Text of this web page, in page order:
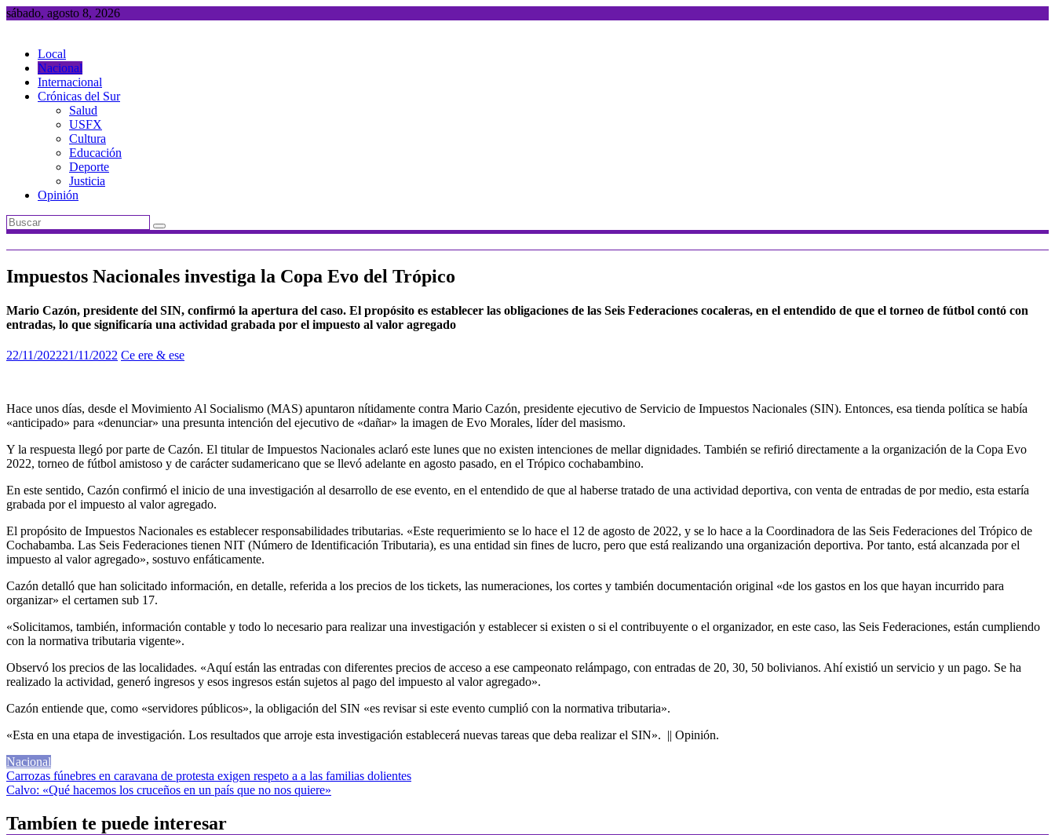
Saltar
sábado, agosto 8, 2026
Local
Nacional
Internacional
Crónicas del Sur
Salud
USFX
Cultura
Educación
Deporte
Justicia
Opinión
Impuestos Nacionales investiga la Copa Evo del Trópico
Mario Cazón, presidente del SIN, confirmó la apertura del caso. El propósito es establecer las obligaciones de las Seis Federaciones cocaleras, en el entendido de que el torneo de fútbol contó con
entradas, lo que significaría una actividad grabada por el impuesto al valor agregado
22/11/202221/11/2022 Ce ere & ese
Hace unos días, desde el Movimiento Al Socialismo (MAS) apuntaron nítidamente contra Mario Cazón, presidente ejecutivo de Servicio de Impuestos Nacionales (SIN). Entonces, esa tienda política se había
«anticipado» para «denunciar» una presunta intención del ejecutivo de «dañar» la imagen de Evo Morales, líder del masismo.
Y la respuesta llegó por parte de Cazón. El titular de Impuestos Nacionales aclaró este lunes que no existen intenciones de mellar dignidades. También se refirió directamente a la organización de la Copa Evo
2022, torneo de fútbol amistoso y de carácter sudamericano que se llevó adelante en agosto pasado, en el Trópico cochabambino.
En este sentido, Cazón confirmó el inicio de una investigación al desarrollo de ese evento, en el entendido de que al haberse tratado de una actividad deportiva, con venta de entradas de por medio, esta estaría
grabada por el impuesto al valor agregado.
El propósito de Impuestos Nacionales es establecer responsabilidades tributarias. «Este requerimiento se lo hace el 12 de agosto de 2022, y se lo hace a la Coordinadora de las Seis Federaciones del Trópico de
Cochabamba. Las Seis Federaciones tienen NIT (Número de Identificación Tributaria), es una entidad sin fines de lucro, pero que está realizando una organización deportiva. Por tanto, está alcanzada por el
impuesto al valor agregado», sostuvo enfáticamente.
Cazón detalló que han solicitado información, en detalle, referida a los precios de los tickets, las numeraciones, los cortes y también documentación original «de los gastos en los que hayan incurrido para
organizar» el certamen sub 17.
«Solicitamos, también, información contable y todo lo necesario para realizar una investigación y establecer si existen o si el contribuyente o el organizador, en este caso, las Seis Federaciones, están cumpliendo
con la normativa tributaria vigente».
Observó los precios de las localidades. «Aquí están las entradas con diferentes precios de acceso a ese campeonato relámpago, con entradas de 20, 30, 50 bolivianos. Ahí existió un servicio y un pago. Se ha
realizado la actividad, generó ingresos y esos ingresos están sujetos al pago del impuesto al valor agregado».
Cazón entiende que, como «servidores públicos», la obligación del SIN «es revisar si este evento cumplió con la normativa tributaria».
«Esta en una etapa de investigación. Los resultados que arroje esta investigación establecerá nuevas tareas que deba realizar el SIN». || Opinión.
Nacional
Navegación
de
entradas
Carrozas fúnebres en caravana de protesta exigen respeto a a las familias dolientes
Calvo: «Qué hacemos los cruceños en un país que no nos quiere»
Tambíen te puede interesar